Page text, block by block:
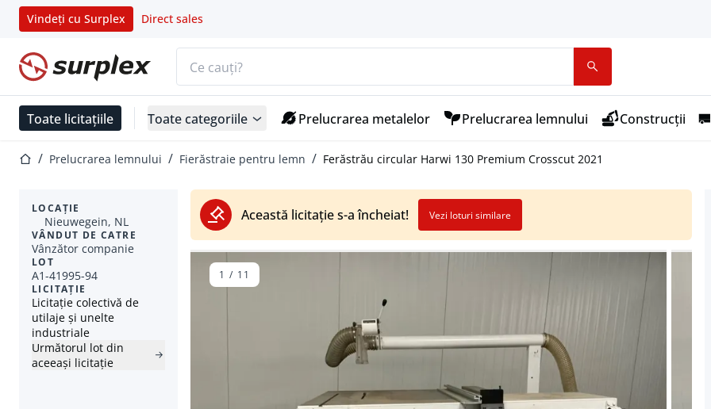
Vindeți cu Surplex Direct sales
Pagina de start
Toate licitațiile Toate categoriile Prelucrarea metalelor Prelucrarea lemnului Construcții
Pagina de start
Prelucrarea lemnului Fierăstraie pentru lemn Ferăstrău circular Harwi 130 Premium Crosscut 2021
Această licitație s-a încheiat! Vezi loturi similare
LOCAȚIE
Nieuwegein, NL
VÂNDUT DE CATRE
Vânzător companie
LOT
A1-41995-94
LICITAȚIE
Licitație colectivă de
utilaje și unelte
industriale
Următorul lot din
aceeași licitație
1 / 11